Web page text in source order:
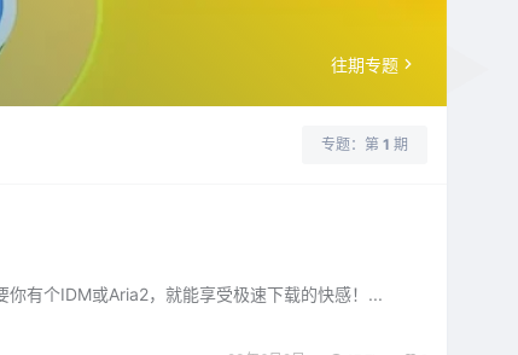
往期专题
专题：第 1 期
有个IDM或Aria2，就能享受极速下载的快感！...